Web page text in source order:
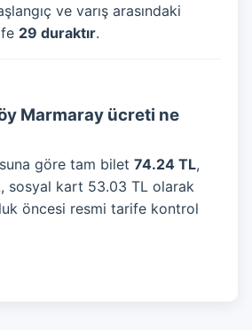
ve varış arasındaki
29 duraktır.
Marmaray ücreti ne
göre tam bilet74.24 TL,
sosyal kart 53.03 TL olarak
öncesi resmi tarife kontrol